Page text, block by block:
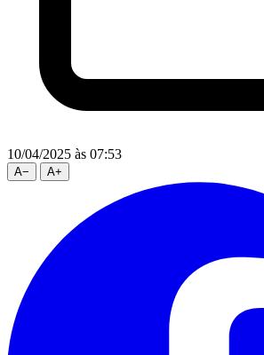
10/04/2025 às 07:53
A− A+